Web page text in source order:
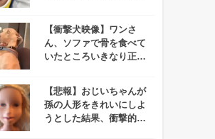
【衝撃犬映像】ワンさ
ん、ソファで骨を食べて
いたところいきなり正気
【悲報】おじいちゃんが
孫の人形をきれいにしよ
うとした結果、衝撃的な